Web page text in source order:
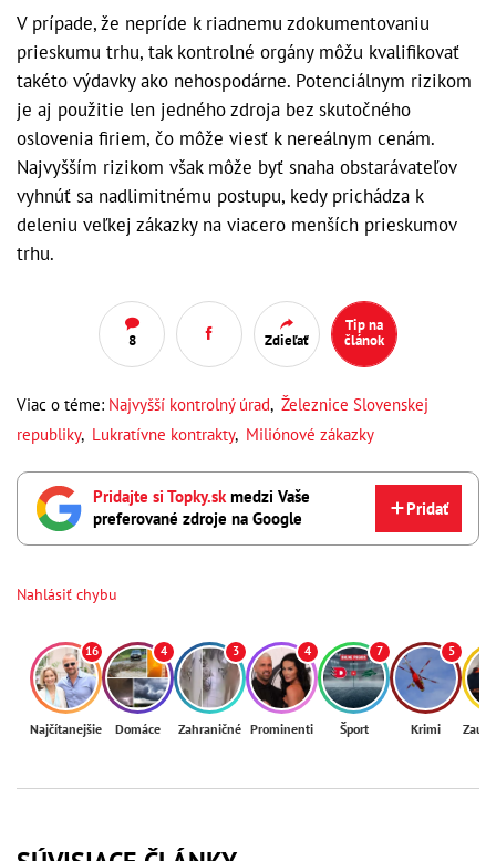
V prípade, že nepríde k riadnemu zdokumentovaniu
prieskumu trhu, tak kontrolné orgány môžu kvalifikovať
takéto výdavky ako nehospodárne. Potenciálnym rizikom
je aj použitie len jedného zdroja bez skutočného
oslovenia firiem, čo môže viesť k nereálnym cenám.
Najvyšším rizikom však môže byť snaha obstarávateľov
vyhnúť sa nadlimitnému postupu, kedy prichádza k
deleniu veľkej zákazky na viacero menších prieskumov
trhu.
8 Zdieľať
Tip na
článok
Viac o téme: Najvyšší kontrolný úrad, Železnice Slovenskej
republiky, Lukratívne kontrakty, Miliónové zákazky
Pridajte si Topky.skmedzi Vaše
preferované zdroje na Google
Pridať
Nahlásiť chybu
16
Najčítanejšie
4
Domáce
3
Zahraničné
4
Prominenti
7
Šport
5
Krimi